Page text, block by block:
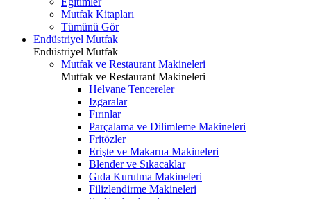
Mutfak Kitapları
Tümünü Gör
Endüstriyel Mutfak
Endüstriyel Mutfak
Mutfak ve Restaurant Makineleri
Mutfak ve Restaurant Makineleri
Helvane Tencereler
Izgaralar
Fırınlar
Parçalama ve Dilimleme Makineleri
Fritözler
Erişte ve Makarna Makineleri
Blender ve Sıkacaklar
Gıda Kurutma Makineleri
Filizlendirme Makineleri